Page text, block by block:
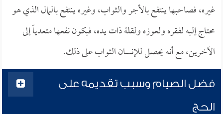
غيره، فصاحبها ينتفع بالأجر والثواب، وغيره ينتفع بالمال الذي هو
محتاج إليه لفقره ولعوزه ولقلة ذات يده، فيكون نفعها متعدياً إلى
الآخرين، مع أنه يحصل للإنسان الثواب على ذلك.
فضل الصيام وسبب تقديمه على
الحج